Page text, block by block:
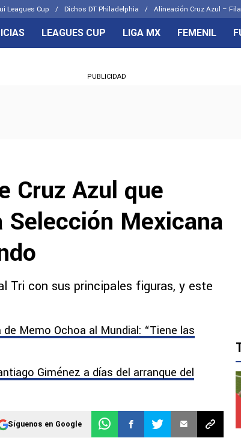
Leagues Cup Dichos DT Philadelphia Alineación Cruz Azul –
CELESTES
LEAGUES CUP LIGA MX FEMENIL
PUBLICIDAD
Cruz Azul que
Mexicana
Tri con sus principales figuras, y este
Memo Ochoa al Mundial: “Tiene las
Giménez a días del arranque del
Síguenos en Google